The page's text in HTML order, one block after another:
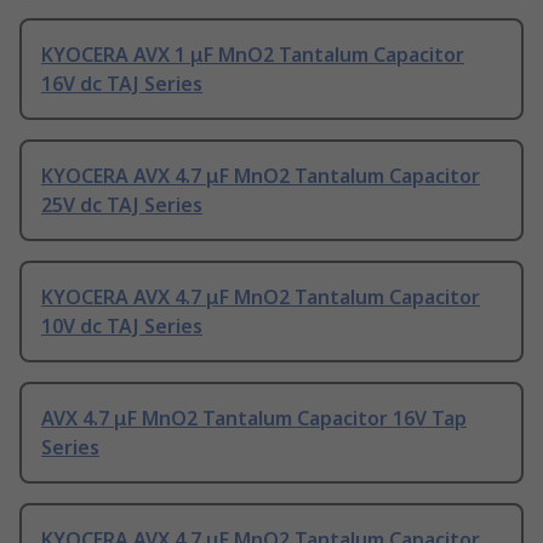
KYOCERA AVX 1 μF MnO2 Tantalum Capacitor
16V dc TAJ Series
KYOCERA AVX 4.7 μF MnO2 Tantalum Capacitor
25V dc TAJ Series
KYOCERA AVX 4.7 μF MnO2 Tantalum Capacitor
10V dc TAJ Series
AVX 4.7 μF MnO2 Tantalum Capacitor 16V Tap
Series